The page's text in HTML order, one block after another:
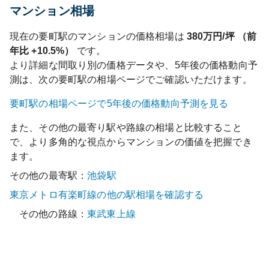
マンション相場
現在の要町駅のマンションの価格相場は 380万円/坪 （前
年比+10.5%）
です。
より詳細な間取り別の価格データや、5年後の価格動向予
測は、次の要町駅の相場ページでご確認いただけます。
要町駅の相場ページで5年後の価格動向予測を見る
また、その他の最寄り駅や路線の相場と比較すること
で、より多角的な視点からマンションの価値を把握でき
ます。
その他の最寄駅：池袋駅
東京メトロ有楽町線の他の駅相場を確認する
その他の路線：東武東上線